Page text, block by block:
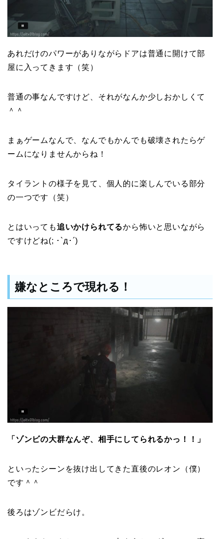
あれだけのパワーがありながらドアは普通に開けて部
屋に入ってきます（笑）
普通の事なんですけど、それがなんか少しおかしくて
＾＾
まぁゲームなんで、なんでもかんでも破壊されたらゲ
ームになりませんからね！
タイラントの様子を見て、個人的に楽しんでいる部分
の一つです（笑）
とはいっても追いかけられてるから怖いと思いながら
ですけどね(; ･`д･´)
嫌なところで現れる！
「ゾンビの大群なんぞ、相手にしてられるかっ！！」
といったシーンを抜け出してきた直後のレオン（僕）
です＾＾
後ろはゾンビだらけ。